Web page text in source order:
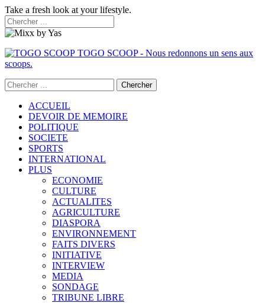
Take a fresh look at your lifestyle.
TOGO SCOOP - Nous redonnons un sens aux
scoops.
ACCUEIL
DEVOIR DE MEMOIRE
POLITIQUE
SOCIETE
SPORTS
INTERNATIONAL
PLUS
ECONOMIE
CULTURE
ACTUALITES
AGRICULTURE
DIASPORA
ENVIRONNEMENT
FAITS DIVERS
INITIATIVE
INTERVIEW
MEDIA
SONDAGE
TRIBUNE LIBRE